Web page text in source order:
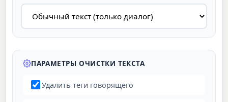
ПАРАМЕТРЫ ОЧИСТКИ ТЕКСТА
Удалить теги говорящего